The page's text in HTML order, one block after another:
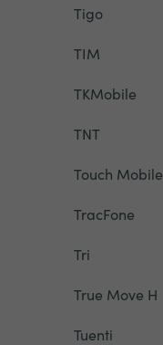
Tigo
TIM
TKMobile
TNT
Touch Mobile
TracFone
Tri
True Move H
Tuenti